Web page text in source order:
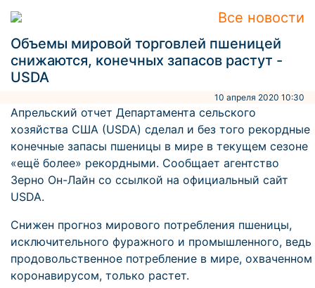
Все новости
Объемы мировой торговлей пшеницей
снижаются, конечных запасов растут -
USDA
10 апреля 2020 10:30
Апрельский отчет Департамента сельского
хозяйства США (USDA) сделал и без того рекордные
конечные запасы пшеницы в мире в текущем сезоне
«ещё более» рекордными. Сообщает агентство
Зерно Он-Лайн со ссылкой на официальный сайт
USDA.
Снижен прогноз мирового потребления пшеницы,
исключительного фуражного и промышленного, ведь
продовольственное потребление в мире, охваченном
коронавирусом, только растет.